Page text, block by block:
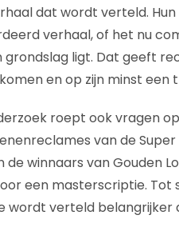
dat wordt verteld.
verhaal, of het nu
ligt. Dat geeft
en op zijn minst een
roept ook vragen
van de
de winnaars van Gouden
een masterscriptie. Tot
wordt verteld belangrijker